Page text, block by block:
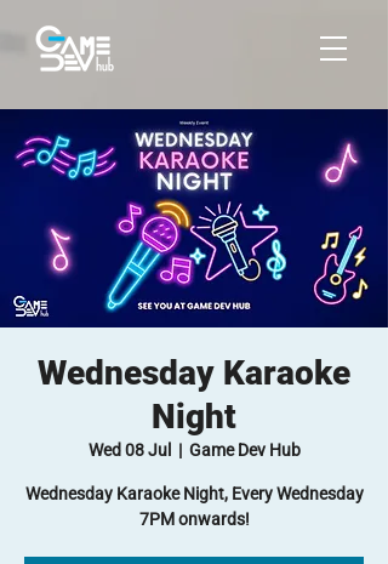
Wednesday Karaoke
Night
Wed 08 Jul
  |
Game Dev Hub
Wednesday Karaoke Night, Every Wednesday
7PM onwards!